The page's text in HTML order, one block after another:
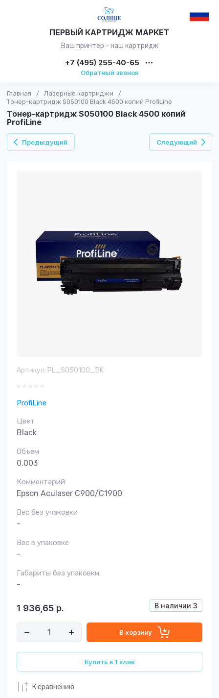
ПЕРВЫЙ КАРТРИДЖ МАРКЕТ
Ваш принтер - наш картридж
+7 (495) 255-40-65
Обратный звонок
Главная / Лазерные картриджи
/
Тонер-картридж S050100 Black 4500 копий ProfiLine
Тонер-картридж S050100 Black 4500 копий
ProfiLine
Предыдущий Следующий
Артикул: PL_S050100_BK
ProfiLine
Цвет
Black
Объем
0.003
Комментарий
Epson Aculaser C900/C1900
Вес без упаковки
-
Вес в упаковке
-
Габариты без упаковки
-
В наличии 3
1 936,65 р.
В корзину
Купить в 1 клик
К сравнению